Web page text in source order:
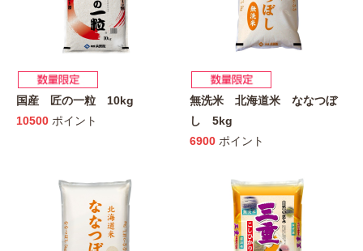
国産 匠の一粒 10kg
10500 ポイント
無洗米 北海道米 ななつぼ
し 5kg
6900 ポイント